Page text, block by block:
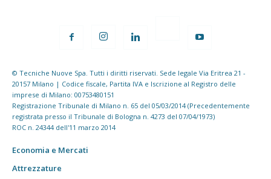
© Tecniche Nuove Spa. Tutti i diritti riservati. Sede legale Via Eritrea 21 -
20157 Milano | Codice fiscale, Partita IVA e Iscrizione al Registro delle
imprese di Milano: 00753480151
Registrazione Tribunale di Milano n. 65 del 05/03/2014 (Precedentemente
registrata presso il Tribunale di Bologna n. 4273 del 07/04/1973)
ROC n. 24344 dell'11 marzo 2014
Economia e Mercati
Attrezzature